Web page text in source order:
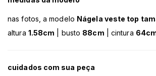
nas fotos, a modelo Nágela veste top
altura 1.58cm | busto 88cm | cintura
cuidados com sua peça